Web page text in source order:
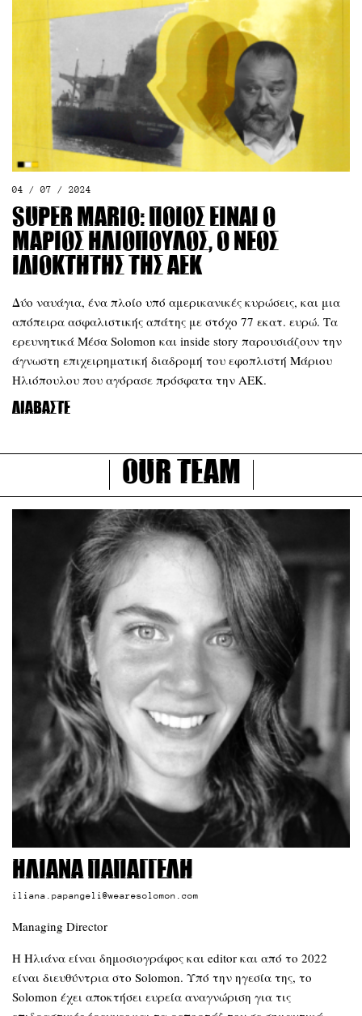
04 / 07 / 2024
Super Mario: Ποιος είναι ο
Μάριος Ηλιόπουλος, ο νέος
ιδιοκτήτης της ΑΕΚ
Δύο ναυάγια, ένα πλοίο υπό αμερικανικές κυρώσεις, και μια
απόπειρα ασφαλιστικής απάτης με στόχο 77 εκατ. ευρώ. Τα
ερευνητικά Μέσα Solomon και inside story παρουσιάζουν την
άγνωστη επιχειρηματική διαδρομή του εφοπλιστή Μάριου
Ηλιόπουλου που αγόρασε πρόσφατα την ΑΕΚ.
Διαβάστε
Our Team
Ηλιάνα Παπαγγελή
iliana.papangeli@wearesolomon.com
Managing Director
Η Ηλιάνα είναι δημοσιογράφος και editor και από το 2022
είναι διευθύντρια στο Solomon. Υπό την ηγεσία της, το
Solomon έχει αποκτήσει ευρεία αναγνώριση για τις